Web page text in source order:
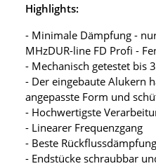
Highlights:
- Minimale Dämpfung -
MHzDUR-line FD Profi -
- Mechanisch getestet bis
- Der eingebaute Alukern
angepasste Form und
- Hochwertigste
- Linearer Frequenzgang
- Beste Rückflussdämpfung
- Endstücke schraubbar